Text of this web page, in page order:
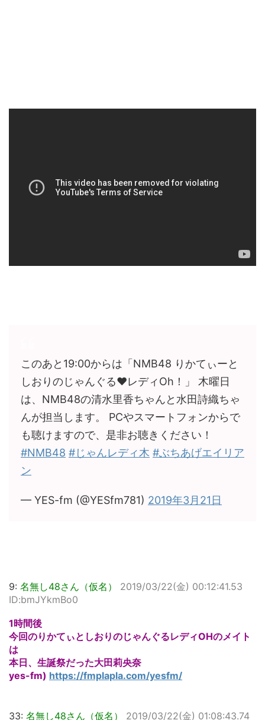
このあと19:00からは「NMB48 りかてぃーと
しおりのじゃんぐる♥レディOh！」 木曜日
は、NMB48の清水里香ちゃんと水田詩織ちゃ
んが担当します。 PCやスマートフォンからで
も聴けますので、是非お聴きください！
#NMB48 #じゃんレディ木 #ぶちあげエイリア
ン
— YES-fm (@YESfm781) 2019年3月21日
9: 名無し48さん（仮名） 2019/03/22(金) 00:12:41.53
ID:bmJYkmBo0
1時間後
今回のりかてぃとしおりのじゃんぐるレディOHのメイト
は
本日、生誕祭だった大田莉央奈
yes-fm) https://fmplapla.com/yesfm/
33: 名無し48さん（仮名） 2019/03/22(金) 01:08:43.74